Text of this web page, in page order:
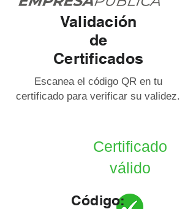
Validación
de
Certificados
Escanea el código QR en tu
certificado para verificar su validez.
Certificado
válido
Código: